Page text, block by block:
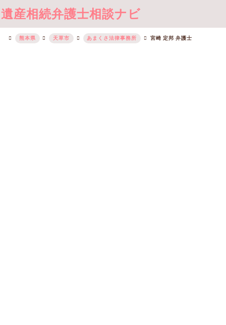
遺産相続弁護士相談ナビ
熊本県 天草市 あまくさ法律事務所 宮崎 定邦 弁護士